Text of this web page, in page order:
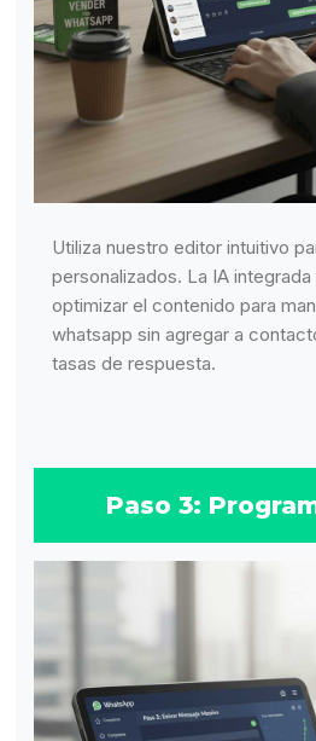
Utiliza nuestro editor intuitivo
personalizados. La IA integrada
optimizar el contenido para
whatsapp sin agregar a
tasas de respuesta.
Paso 3: